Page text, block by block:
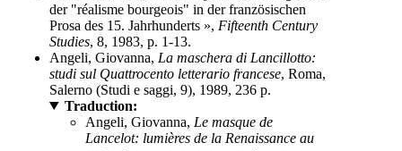
der "réalisme bourgeois" in der französischen
Prosa des 15. Jahrhunderts », Fifteenth Century
Studies, 8, 1983, p. 1-13.
Angeli, Giovanna, La maschera di Lancillotto:
studi sul Quattrocento letterario francese, Roma,
Salerno (Studi e saggi, 9), 1989, 236 p.
Traduction:
Angeli, Giovanna, Le masque de
Lancelot: lumières de la Renaissance au